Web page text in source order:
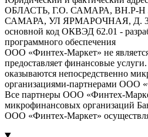
ОБЛАСТЬ, Г.О. САМАРА, ВН.Р-
САМАРА, УЛ ЯРМАРОЧНАЯ, Д.
основной код ОКВЭД 62.01 -
программного обеспечения
ООО «Финтех-Маркет» не
предоставляет финансовые
оказываются непосредственно
организациями-партнерами ООО
Все партнеры ООО «Финтех-
микрофинансовых организаций
ООО «Финтех-Маркет»